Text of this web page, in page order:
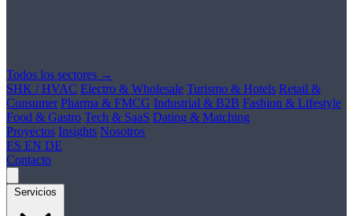
Todos los sectores →
SHK / HVAC Electro & Wholesale Turismo & Hotels Retail &
Consumer Pharma & FMCG Industrial & B2B Fashion & Lifestyle
Food & Gastro Tech & SaaS Dating & Matching
Proyectos Insights Nosotros
ES EN DE
Contacto
Servicios